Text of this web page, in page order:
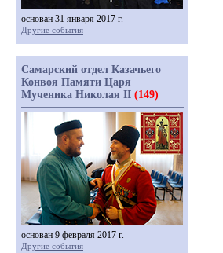
основан 31 января 2017 г.
Другие события
Самарский отдел Казачьего
Конвоя Памяти Царя
Мученика Николая II (149)
основан 9 февраля 2017 г.
Другие события